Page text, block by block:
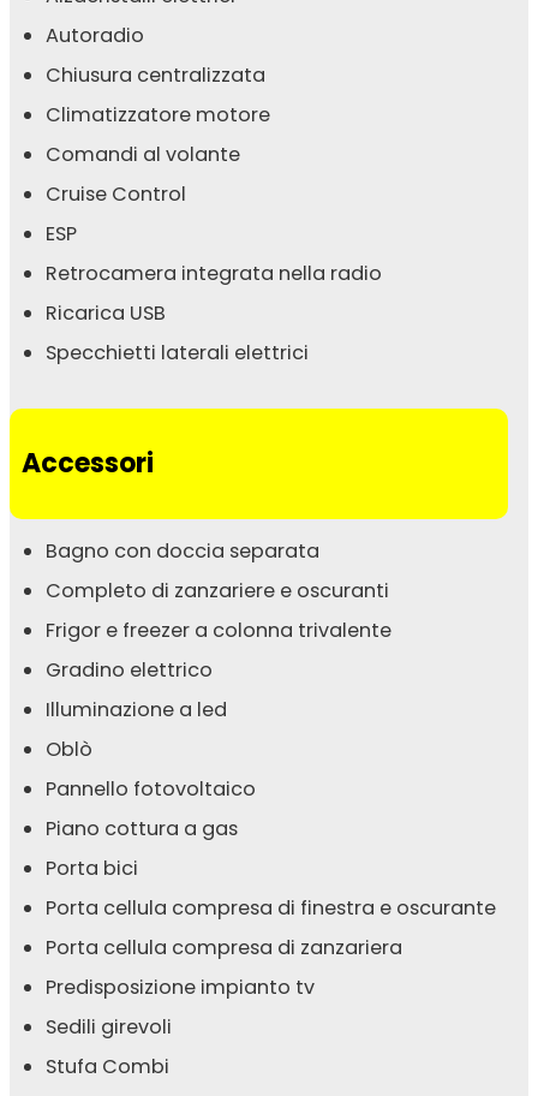
Autoradio
Chiusura centralizzata
Climatizzatore motore
Comandi al volante
Cruise Control
ESP
Retrocamera integrata nella radio
Ricarica USB
Specchietti laterali elettrici
Accessori
Bagno con doccia separata
Completo di zanzariere e oscuranti
Frigor e freezer a colonna trivalente
Gradino elettrico
Illuminazione a led
Oblò
Pannello fotovoltaico
Piano cottura a gas
Porta bici
Porta cellula compresa di finestra e oscurante
Porta cellula compresa di zanzariera
Predisposizione impianto tv
Sedili girevoli
Stufa Combi